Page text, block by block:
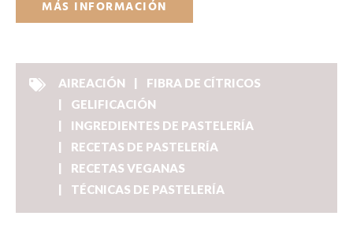
MÁS INFORMACIÓN
AIREACIÓN
FIBRA DE CÍTRICOS
GELIFICACIÓN
INGREDIENTES DE PASTELERÍA
RECETAS DE PASTELERÍA
RECETAS VEGANAS
TÉCNICAS DE PASTELERÍA